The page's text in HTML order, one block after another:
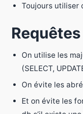
Toujours utiliser
Requêtes
On utilise les
(SELECT,
On évite les
Et on évite les